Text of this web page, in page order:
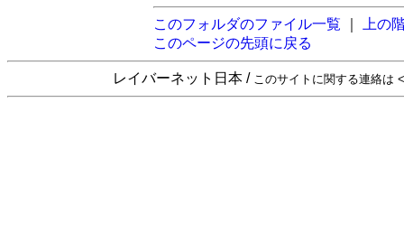
このフォルダのファイル一覧
上の
このページの先頭に戻る
レイバーネット日本 / このサイトに関する連絡は